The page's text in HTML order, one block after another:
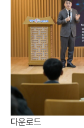
다운로드